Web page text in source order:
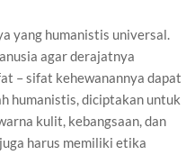
yang humanistis universal.
agar derajatnya
– sifat kehewanannya dapat
humanistis, diciptakan untuk
kulit, kebangsaan, dan
harus memiliki etika